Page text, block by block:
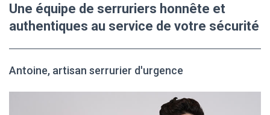
Une équipe de serruriers honnête et
authentiques au service de votre sécurité
Antoine, artisan serrurier d'urgence